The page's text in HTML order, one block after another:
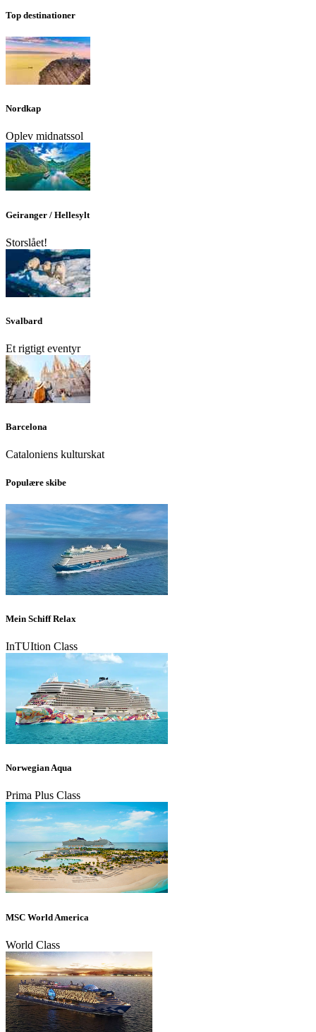
Top destinationer
Nordkap
Oplev midnatssol
Geiranger / Hellesylt
Storslået!
Svalbard
Et rigtigt eventyr
Barcelona
Cataloniens kulturskat
Populære skibe
Mein Schiff Relax
InTUItion Class
Norwegian Aqua
Prima Plus Class
MSC World America
World Class